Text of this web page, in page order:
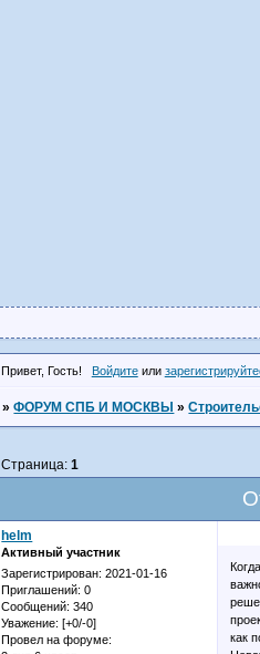
Привет, Гость! Войдитеили
»ФОРУМ СПБ И МОСКВЫ »
Страница:1
helm
Активный участник
Зарегистрирован: 2021-01-16
Приглашений: 0
Сообщений: 340
Уважение: [+0/-0]
Провел на форуме:
как